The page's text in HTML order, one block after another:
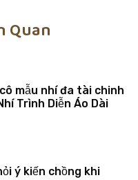
Quan
mẫu nhí đa tài chinh
Trình Diễn Áo Dài
ý kiến chồng khi